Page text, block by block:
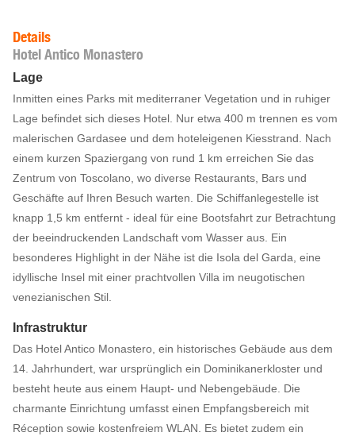
Details
Hotel Antico Monastero
Lage
Inmitten eines Parks mit mediterraner Vegetation und in ruhiger
Lage befindet sich dieses Hotel. Nur etwa 400 m trennen es vom
malerischen Gardasee und dem hoteleigenen Kiesstrand. Nach
einem kurzen Spaziergang von rund 1 km erreichen Sie das
Zentrum von Toscolano, wo diverse Restaurants, Bars und
Geschäfte auf Ihren Besuch warten. Die Schiffanlegestelle ist
knapp 1,5 km entfernt - ideal für eine Bootsfahrt zur Betrachtung
der beeindruckenden Landschaft vom Wasser aus. Ein
besonderes Highlight in der Nähe ist die Isola del Garda, eine
idyllische Insel mit einer prachtvollen Villa im neugotischen
venezianischen Stil.
Infrastruktur
Das Hotel Antico Monastero, ein historisches Gebäude aus dem
14. Jahrhundert, war ursprünglich ein Dominikanerkloster und
besteht heute aus einem Haupt- und Nebengebäude. Die
charmante Einrichtung umfasst einen Empfangsbereich mit
Réception sowie kostenfreiem WLAN. Es bietet zudem ein